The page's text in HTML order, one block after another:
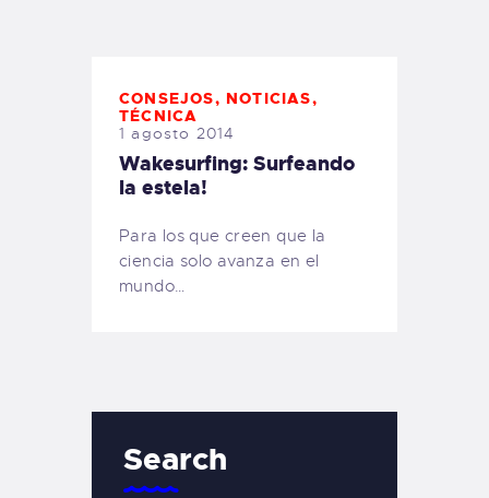
CONSEJOS, NOTICIAS,
TÉCNICA
1 agosto 2014
Wakesurfing: Surfeando
la estela!
Para los que creen que la
ciencia solo avanza en el
mundo…
Search